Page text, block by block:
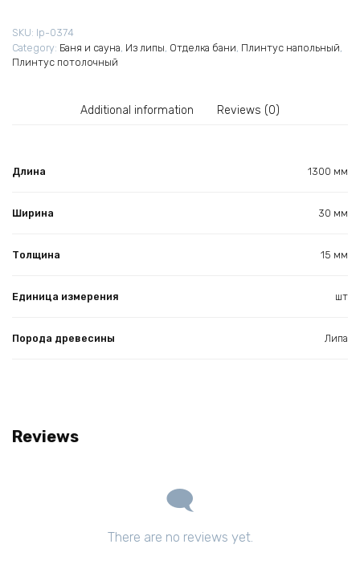
SKU: lp-0374
Category: Баня и сауна, Из липы, Отделка бани, Плинтус напольный,
Плинтус потолочный
Additional information Reviews (0)
Длина 1300 мм
Ширина 30 мм
Толщина 15 мм
Единица измерения шт
Порода древесины Липа
Reviews
There are no reviews yet.